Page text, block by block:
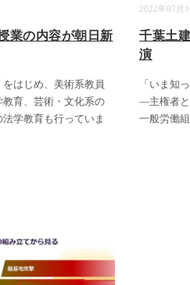
業の内容が朝日新
はじめ、美術系教員
育、芸術・文化系の
学教育も行っていま
2022年07月
千葉土
演
「いま知
―主権者と
一般労働